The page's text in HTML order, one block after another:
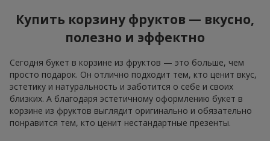
Купить корзину фруктов — вкусно,
полезно и эффектно
Сегодня букет в корзине из фруктов — это больше, чем
просто подарок. Он отлично подходит тем, кто ценит вкус,
эстетику и натуральность и заботится о себе и своих
близких. А благодаря эстетичному оформлению букет в
корзине из фруктов выглядит оригинально и обязательно
понравится тем, кто ценит нестандартные презенты.